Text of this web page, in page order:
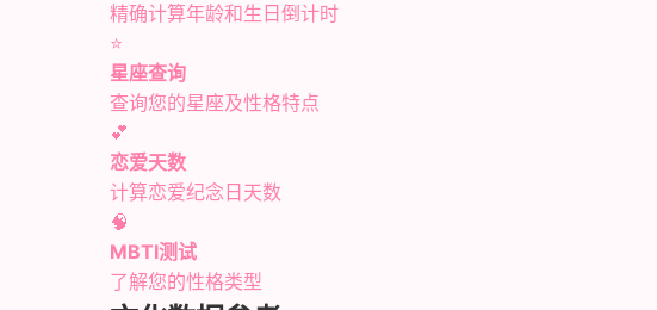
精确计算年龄和生日倒计时
⭐
星座查询
查询您的星座及性格特点
💕
恋爱天数
计算恋爱纪念日天数
🧠
MBTI测试
了解您的性格类型